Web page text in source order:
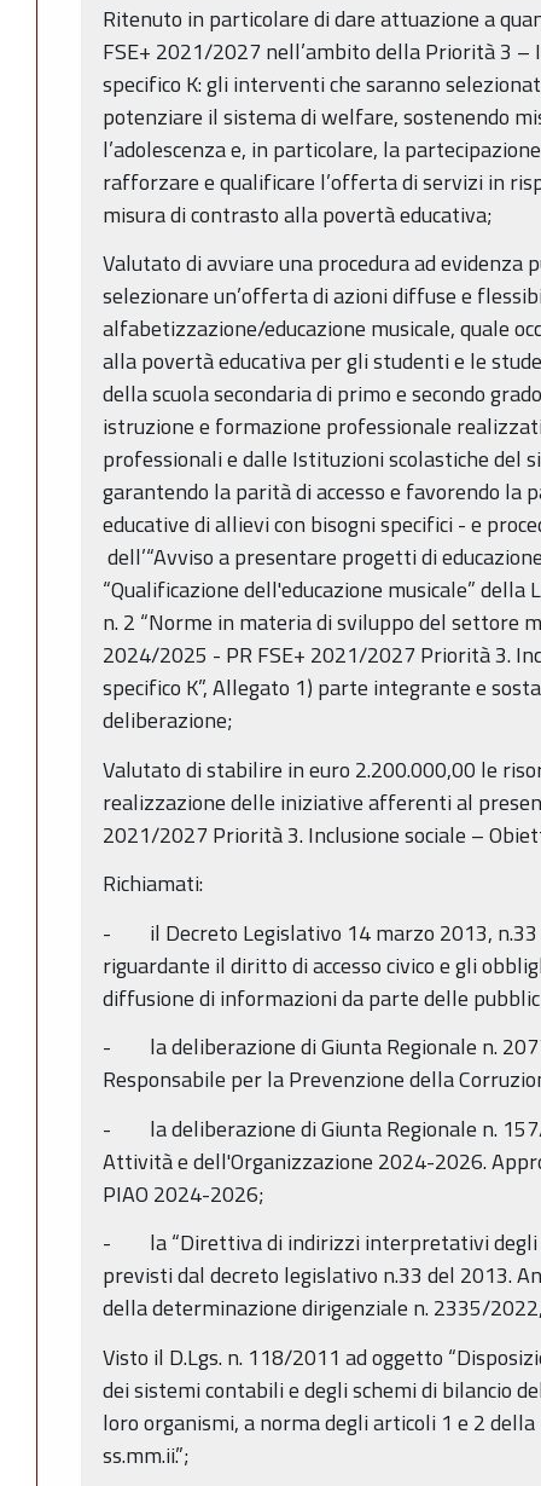
Ritenuto in particolare di dare attuazione a
FSE+ 2021/2027 nell’ambito della Priorità 3 –
specifico K: gli interventi che saranno
potenziare il sistema di welfare, sostenendo
l’adolescenza e, in particolare, la
rafforzare e qualificare l’offerta di servizi in
misura di contrasto alla povertà educativa;
Valutato di avviare una procedura ad evidenza
selezionare un’offerta di azioni diffuse e
alfabetizzazione/educazione musicale, quale
alla povertà educativa per gli studenti e le
della scuola secondaria di primo e secondo
istruzione e formazione professionale
professionali e dalle Istituzioni scolastiche del
garantendo la parità di accesso e favorendo la
educative di allievi con bisogni specifici - e
dell’“Avviso a presentare progetti di
“Qualificazione dell'educazione musicale”
n. 2 “Norme in materia di sviluppo del settore
2024/2025 - PR FSE+ 2021/2027 Priorità 3.
specifico K”, Allegato 1) parte integrante e
deliberazione;
Valutato di stabilire in euro 2.200.000,00 le
realizzazione delle iniziative afferenti al
2021/2027 Priorità 3. Inclusione sociale –
Richiamati:
- il Decreto Legislativo 14 marzo 2013, n.33
riguardante il diritto di accesso civico e gli
diffusione di informazioni da parte delle
- la deliberazione di Giunta Regionale n.
Responsabile per la Prevenzione della
- la deliberazione di Giunta Regionale n.
Attività e dell'Organizzazione 2024-2026.
PIAO 2024-2026;
- la “Direttiva di indirizzi interpretativi degli
previsti dal decreto legislativo n.33 del 2013.
della determinazione dirigenziale n. 2335/
Visto il D.Lgs. n. 118/2011 ad oggetto
dei sistemi contabili e degli schemi di bilancio
loro organismi, a norma degli articoli 1 e 2
ss.mm.ii.”;